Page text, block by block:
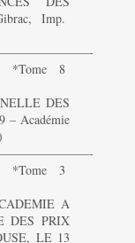
Imp.
*Tome 8
DES
– Académie
*Tome 3
A
DES PRIX
LE 13